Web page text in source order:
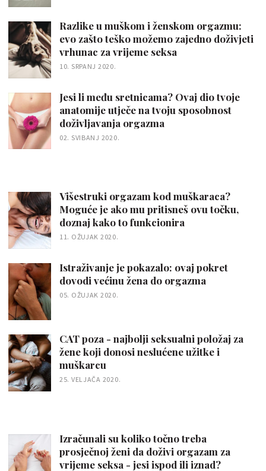
Razlike u muškom i ženskom orgazmu:
evo zašto teško možemo zajedno doživjeti
vrhunac za vrijeme seksa
10. SRPANJ 2020.
Jesi li među sretnicama? Ovaj dio tvoje
anatomije utječe na tvoju sposobnost
doživljavanja orgazma
02. SVIBANJ 2020.
Višestruki orgazam kod muškaraca?
Moguće je ako mu pritisneš ovu točku,
doznaj kako to funkcionira
11. OŽUJAK 2020.
Istraživanje je pokazalo: ovaj pokret
dovodi većinu žena do orgazma
05. OŽUJAK 2020.
CAT poza - najbolji seksualni položaj za
žene koji donosi neslućene užitke i
muškarcu
25. VELJAČA 2020.
Izračunali su koliko točno treba
prosječnoj ženi da doživi orgazam za
vrijeme seksa - jesi ispod ili iznad?